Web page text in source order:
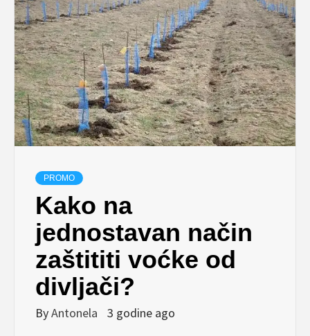
PROMO
Kako na
jednostavan način
zaštititi voćke od
divljači?
ByAntonela 3 godine ago